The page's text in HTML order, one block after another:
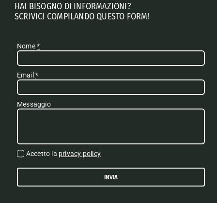
HAI BISOGNO DI INFORMAZIONI?
SCRIVICI COMPILANDO QUESTO FORM!
Nome*
Email*
Messaggio
Accetto la privacy policy
INVIA